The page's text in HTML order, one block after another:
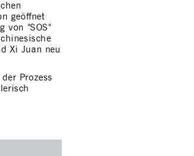
geöffnet
von "SOS"
Xi Juan neu
Prozess